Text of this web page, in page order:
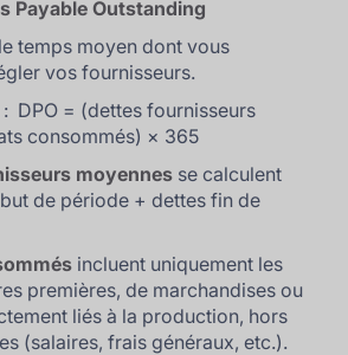
Payable Outstanding
temps moyen dont vous
vos fournisseurs.
DPO = (dettes fournisseurs
consommés) × 365
moyennes se calculent
de période + dettes fin de
incluent uniquement les
premières, de marchandises ou
liés à la production, hors
(salaires, frais généraux, etc.).